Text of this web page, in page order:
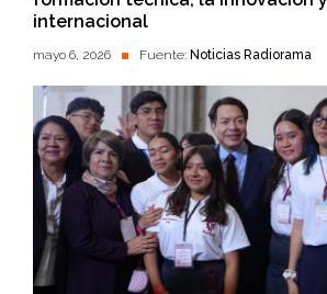
internacional
mayo 6, 2026 Fuente: Noticias Radiorama